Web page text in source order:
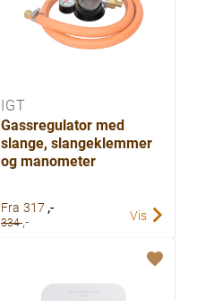
IGT
Gassregulator med
slange, slangeklemmer
og manometer
Fra 317 ,-
334,- Vis